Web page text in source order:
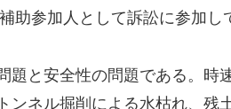
助参加人として訴訟に参加し
題と安全性の問題である。時
ンネル掘削による水枯れ、残